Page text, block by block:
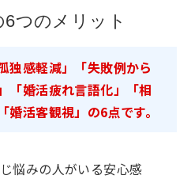
つのメリット
独感軽減」「失敗例から
「婚活疲れ言語化」「相
活客観視」の6点です。
じ悩みの人がいる安心感